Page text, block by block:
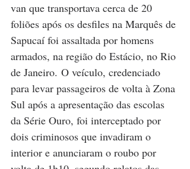
van que transportava cerca de 20
foliões após os desfiles na Marquês de
Sapucaí foi assaltada por homens
armados, na região do Estácio, no Rio
de Janeiro. O veículo, credenciado
para levar passageiros de volta à Zona
Sul após a apresentação das escolas
da Série Ouro, foi interceptado por
dois criminosos que invadiram o
interior e anunciaram o roubo por